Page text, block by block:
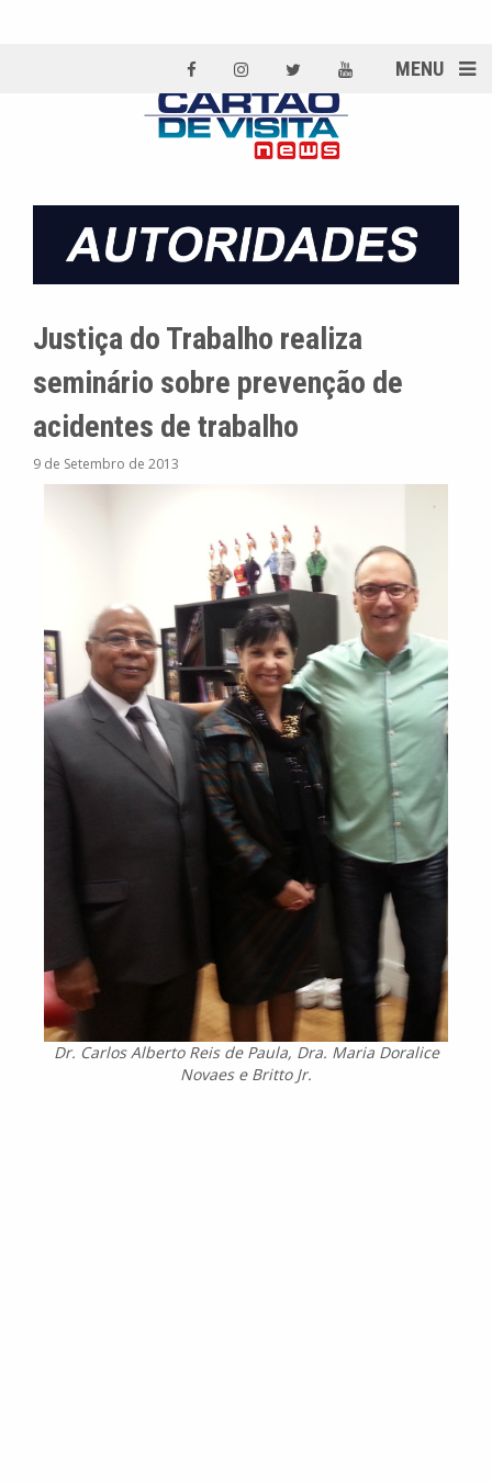
MENU
Justiça do Trabalho realiza
seminário sobre prevenção de
acidentes de trabalho
9 de Setembro de 2013
Dr. Carlos Alberto Reis de Paula, Dra. Maria Doralice
Novaes e Britto Jr.